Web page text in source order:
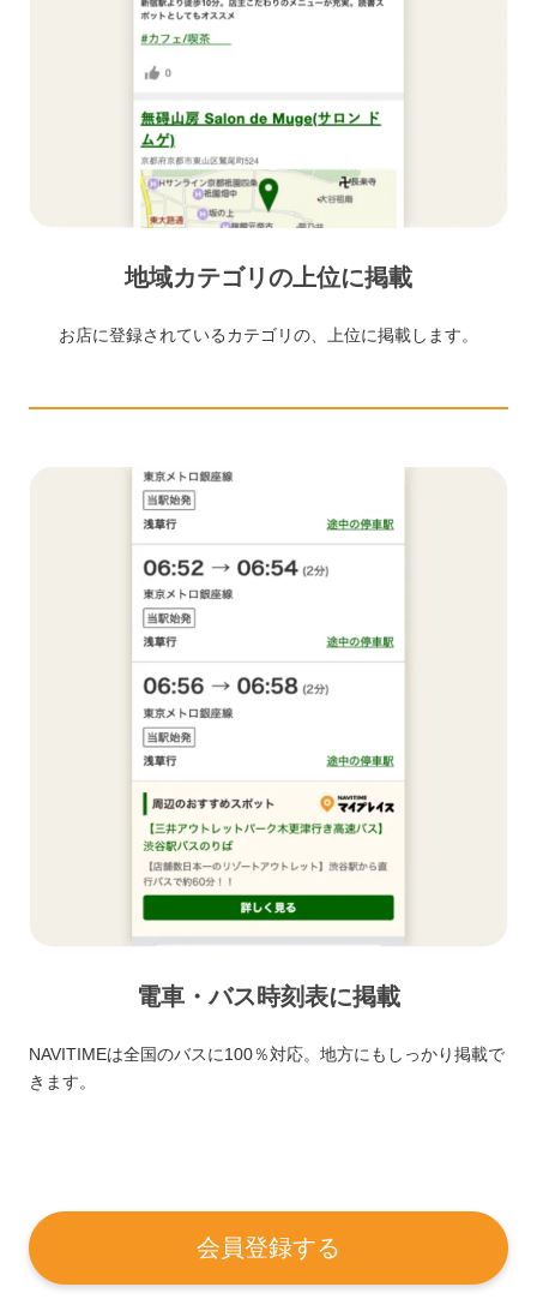
地域カテゴリの上位に掲載
お店に登録されているカテゴリの、上位に掲載します。
電車・バス時刻表に掲載
NAVITIMEは全国のバスに100％対応。地方にもしっかり掲載で
きます。
会員登録する